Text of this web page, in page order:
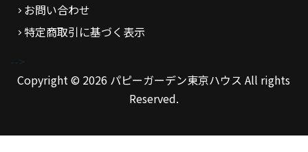
お問い合わせ
特定商取引に基づく表示
Copyright © 2026 パピーガーデン東京ハウス All rights
Reserved.